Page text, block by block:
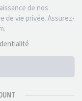
de nos
de vie privée. Assurez-